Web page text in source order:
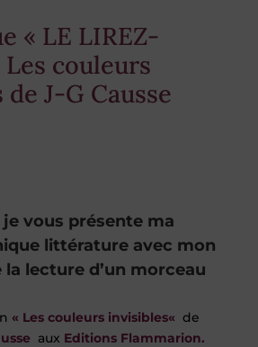
« LE LIREZ-
Les couleurs
J-G Causse
vous présente ma
littérature avec mon
la lecture d’un morceau
« Les couleurs invisibles« de
aux Editions Flammarion.